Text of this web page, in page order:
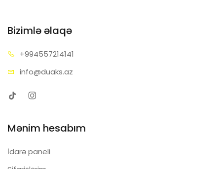
Bizimlə əlaqə
+994557214141
info@duaks.az
Mənim hesabım
İdarə paneli